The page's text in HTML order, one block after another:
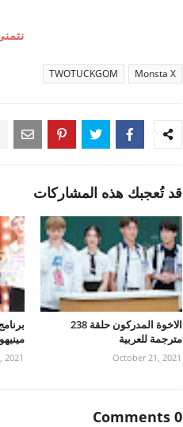
Monsta X
TWOTUCKGOM
قد تُعجبك هذه المشاركات
الاخوة المدركون حلقة 238
مترجمة للعربية
October 21, 2021
مينيهوك
2021
0 Comments